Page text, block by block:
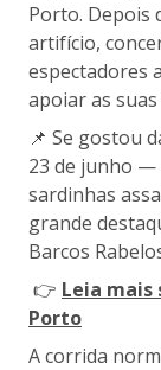
Porto. Depois
artifício,
espectadores
apoiar as
📌 Se gostou
23 de junho —
sardinhas
grande
Barcos
👉 Leia mais
Porto
A corrida